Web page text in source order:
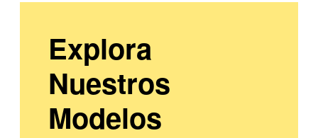
Explora
Nuestros
Modelos